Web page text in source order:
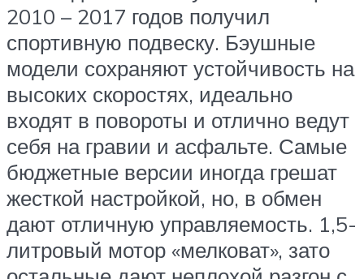
2010 – 2017 годов получил
спортивную подвеску. Бэушные
модели сохраняют устойчивость на
высоких скоростях, идеально
входят в повороты и отлично ведут
себя на гравии и асфальте. Самые
бюджетные версии иногда грешат
жесткой настройкой, но, в обмен
дают отличную управляемость. 1,5-
литровый мотор «мелковат», зато